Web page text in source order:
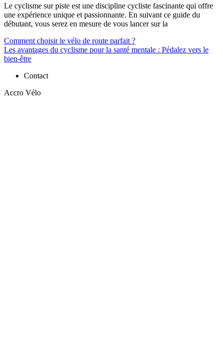
Le cyclisme sur piste est une discipline cycliste fascinante qui offre
une expérience unique et passionnante. En suivant ce guide du
débutant, vous serez en mesure de vous lancer sur la
Navigation
de
l’article
Comment choisir le vélo de route parfait ?
Les avantages du cyclisme pour la santé mentale : Pédalez vers le
bien-être
Contact
Accro Vélo